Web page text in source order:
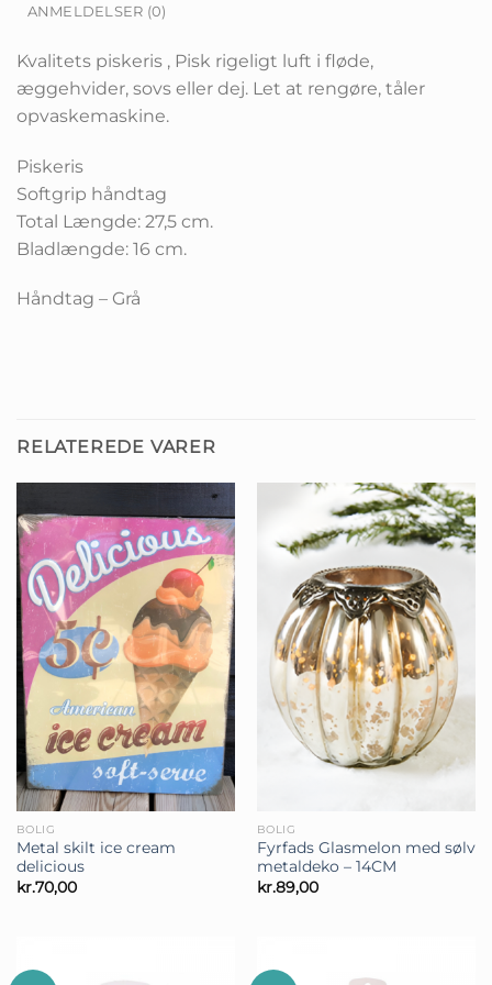
ANMELDELSER (0)
Kvalitets piskeris , Pisk rigeligt luft i fløde,
æggehvider, sovs eller dej. Let at rengøre, tåler
opvaskemaskine.
Piskeris
Softgrip håndtag
Total Længde: 27,5 cm.
Bladlængde: 16 cm.
Håndtag – Grå
RELATEREDE VARER
BOLIG
Metal skilt ice cream
delicious
kr.70,00
BOLIG
Fyrfads Glasmelon med sølv
metaldeko – 14CM
kr.89,00